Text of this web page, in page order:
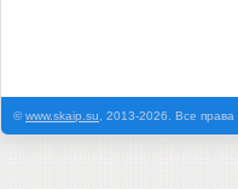
©www.skaip.su , 2013-2026. Все